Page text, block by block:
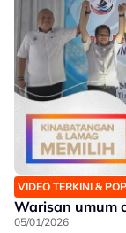
VIDEO TERKINI &
Warisan umum
05/01/2026